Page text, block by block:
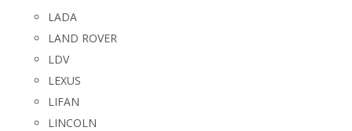
LADA
LAND ROVER
LDV
LEXUS
LIFAN
LINCOLN